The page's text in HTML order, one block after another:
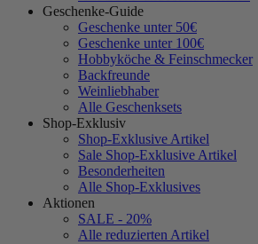
Geschenke-Guide
Geschenke unter 50€
Geschenke unter 100€
Hobbyköche & Feinschmecker
Backfreunde
Weinliebhaber
Alle Geschenksets
Shop-Exklusiv
Shop-Exklusive Artikel
Sale Shop-Exklusive Artikel
Besonderheiten
Alle Shop-Exklusives
Aktionen
SALE - 20%
Alle reduzierten Artikel